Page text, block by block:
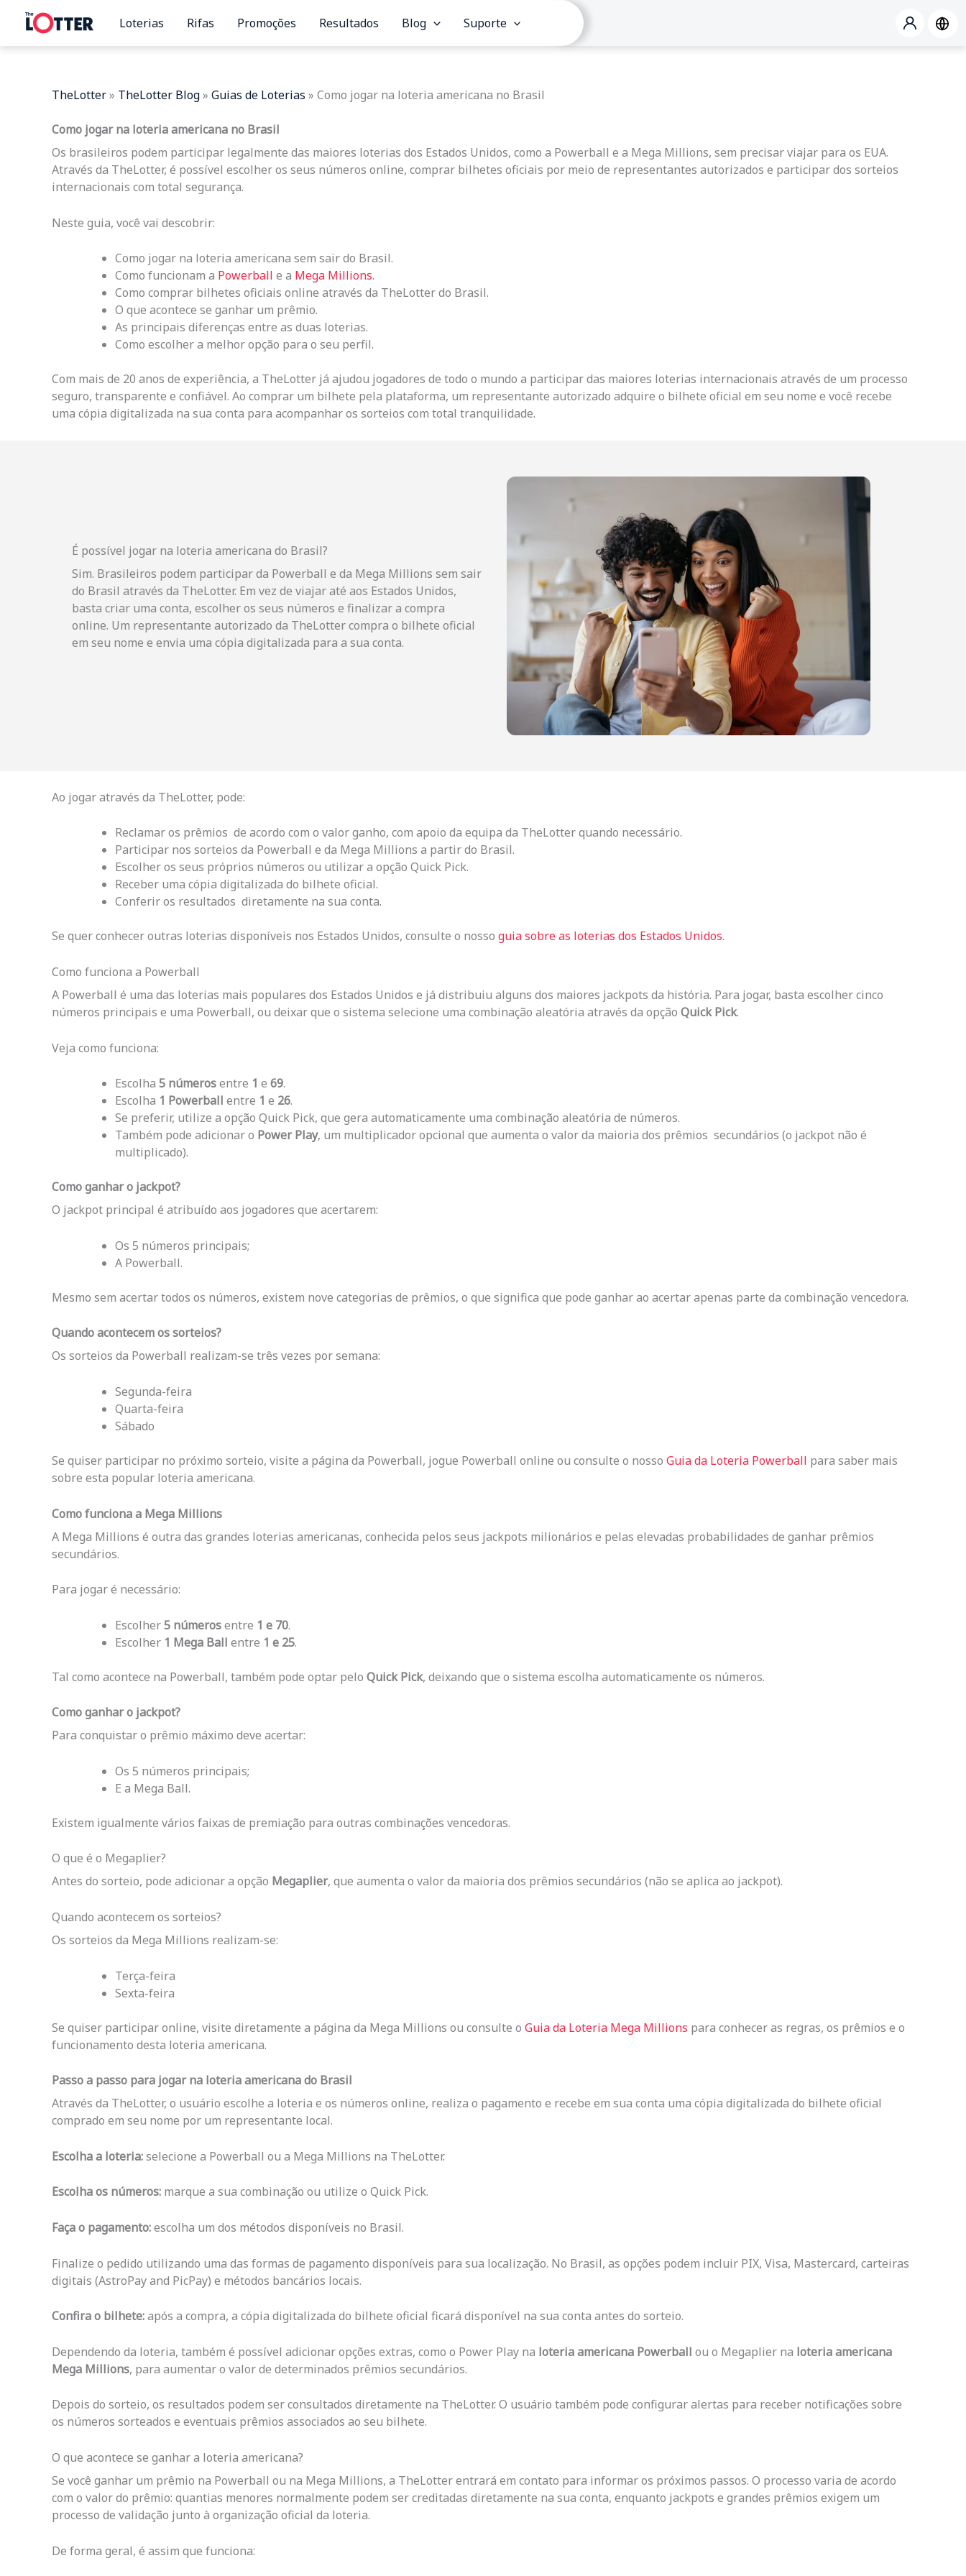
content
Loterias Rifas Promoções Resultados Blog Suporte
TheLotter» TheLotter Blog» Guias de Loterias » Como jogar na loteria americana no Brasil
Como jogar na loteria americana no Brasil
Os brasileiros podem participar legalmente das maiores loterias dos Estados Unidos, como a Powerball e a Mega Millions, sem precisar viajar para os EUA.
Através da TheLotter, é possível escolher os seus números online, comprar bilhetes oficiais por meio de representantes autorizados e participar dos sorteios
internacionais com total segurança.
Neste guia, você vai descobrir:
Como jogar na loteria americana sem sair do Brasil.
Como funcionam a Powerball e a Mega Millions.
Como comprar bilhetes oficiais online através da TheLotter do Brasil.
O que acontece se ganhar um prêmio.
As principais diferenças entre as duas loterias.
Como escolher a melhor opção para o seu perfil.
Com mais de 20 anos de experiência, a TheLotter já ajudou jogadores de todo o mundo a participar das maiores loterias internacionais através de um processo
seguro, transparente e confiável. Ao comprar um bilhete pela plataforma, um representante autorizado adquire o bilhete oficial em seu nome e você recebe
uma cópia digitalizada na sua conta para acompanhar os sorteios com total tranquilidade.
É possível jogar na loteria americana do Brasil?
Sim. Brasileiros podem participar da Powerball e da Mega Millions sem sair
do Brasil através da TheLotter. Em vez de viajar até aos Estados Unidos,
basta criar uma conta, escolher os seus números e finalizar a compra
online. Um representante autorizado da TheLotter compra o bilhete oficial
em seu nome e envia uma cópia digitalizada para a sua conta.
Ao jogar através da TheLotter, pode:
Reclamar os prêmios de acordo com o valor ganho, com apoio da equipa da TheLotter quando necessário.
Participar nos sorteios da Powerball e da Mega Millions a partir do Brasil.
Escolher os seus próprios números ou utilizar a opção Quick Pick.
Receber uma cópia digitalizada do bilhete oficial.
Conferir os resultados diretamente na sua conta.
Se quer conhecer outras loterias disponíveis nos Estados Unidos, consulte o nosso guia sobre as loterias dos Estados Unidos.
Como funciona a Powerball
A Powerball é uma das loterias mais populares dos Estados Unidos e já distribuiu alguns dos maiores jackpots da história. Para jogar, basta escolher cinco
números principais e uma Powerball, ou deixar que o sistema selecione uma combinação aleatória através da opção Quick Pick.
Veja como funciona:
Escolha 5 númerosentre 1 e 69.
Escolha 1 Powerball entre 1 e 26.
Se preferir, utilize a opção Quick Pick, que gera automaticamente uma combinação aleatória de números.
Também pode adicionar o Power Play, um multiplicador opcional que aumenta o valor da maioria dos prêmios secundários (o jackpot não é
multiplicado).
Como ganhar o jackpot?
O jackpot principal é atribuído aos jogadores que acertarem:
Os 5 números principais;
A Powerball.
Mesmo sem acertar todos os números, existem nove categorias de prêmios, o que significa que pode ganhar ao acertar apenas parte da combinação vencedora.
Quando acontecem os sorteios?
Os sorteios da Powerball realizam-se três vezes por semana:
Segunda-feira
Quarta-feira
Sábado
Se quiser participar no próximo sorteio, visite a página da Powerball, jogue Powerball online ou consulte o nosso Guia da Loteria Powerball para saber mais
sobre esta popular loteria americana.
Como funciona a Mega Millions
A Mega Millions é outra das grandes loterias americanas, conhecida pelos seus jackpots milionários e pelas elevadas probabilidades de ganhar prêmios
secundários.
Para jogar é necessário:
Escolher5 númerosentre 1 e 70.
Escolher 1 Mega Ball entre 1 e 25.
Tal como acontece na Powerball, também pode optar pelo Quick Pick, deixando que o sistema escolha automaticamente os números.
Como ganhar o jackpot?
Para conquistar o prêmio máximo deve acertar:
Os 5 números principais;
E a Mega Ball.
Existem igualmente vários faixas de premiação para outras combinações vencedoras.
O que é o Megaplier?
Antes do sorteio, pode adicionar a opção Megaplier, que aumenta o valor da maioria dos prêmios secundários (não se aplica ao jackpot).
Quando acontecem os sorteios?
Os sorteios da Mega Millions realizam-se:
Terça-feira
Sexta-feira
Se quiser participar online, visite diretamente a página da Mega Millions ou consulte o Guia da Loteria Mega Millions para conhecer as regras, os prêmios e o
funcionamento desta loteria americana.
Passo a passo para jogar na loteria americana do Brasil
Através da TheLotter, o usuário escolhe a loteria e os números online, realiza o pagamento e recebe em sua conta uma cópia digitalizada do bilhete oficial
comprado em seu nome por um representante local.
Escolha a loteria:selecione a Powerball ou a Mega Millions na TheLotter.
Escolha os números: marque a sua combinação ou utilize o Quick Pick.
Faça o pagamento:escolha um dos métodos disponíveis no Brasil.
Finalize o pedido utilizando uma das formas de pagamento disponíveis para sua localização. No Brasil, as opções podem incluir PIX, Visa, Mastercard, carteiras
digitais (AstroPay and PicPay) e métodos bancários locais.
Confira o bilhete:após a compra, a cópia digitalizada do bilhete oficial ficará disponível na sua conta antes do sorteio.
Dependendo da loteria, também é possível adicionar opções extras, como o Power Play na loteria americana Powerball ou o Megaplier na loteria americana
Mega Millions, para aumentar o valor de determinados prêmios secundários.
Depois do sorteio, os resultados podem ser consultados diretamente na TheLotter. O usuário também pode configurar alertas para receber notificações sobre
os números sorteados e eventuais prêmios associados ao seu bilhete.
O que acontece se ganhar a loteria americana?
Se você ganhar um prêmio na Powerball ou na Mega Millions, a TheLotter entrará em contato para informar os próximos passos. O processo varia de acordo
com o valor do prêmio: quantias menores normalmente podem ser creditadas diretamente na sua conta, enquanto jackpots e grandes prêmios exigem um
processo de validação junto à organização oficial da loteria.
De forma geral, é assim que funciona: